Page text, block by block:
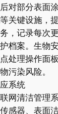
对部分表面
关键设施，
，记录每次
档案。生物
处理操作面
污染风险。
系统
网清洁管理
感器、表面